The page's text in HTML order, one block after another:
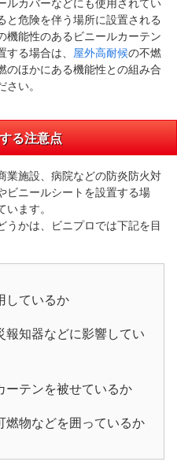
ルカバーなどにも使用されてい
と危険を伴う場所に設置される
機能性のあるビニールカーテン
る場合は、 屋外高耐候の不燃
のほかにある機能性との組み合
い。
る注意点
業施設、病院などの防炎防火対
ビニールシートを設置する場
ます。
うかは、ビニプロでは下記を目
しているか
報知器などに影響してい
ーテンを被せているか
燃物などを囲っているか